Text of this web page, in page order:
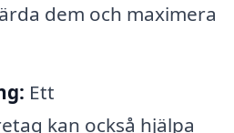
dem och maximera
Ett
kan också hjälpa